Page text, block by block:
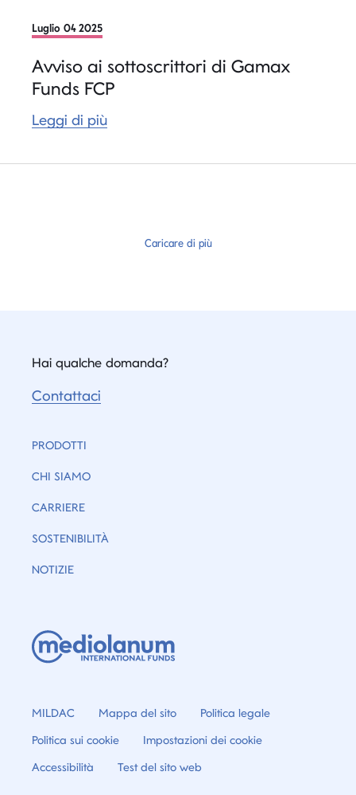
Luglio 04 2025
Avviso ai sottoscrittori di Gamax
Funds FCP
Leggi di più
Caricare di più
Hai qualche domanda?
Contattaci
PRODOTTI
CHI SIAMO
CARRIERE
SOSTENIBILITÀ
NOTIZIE
MILDAC Mappa del sito Politica legale
Politica sui cookie Impostazioni dei cookie
Accessibilità Test del sito web